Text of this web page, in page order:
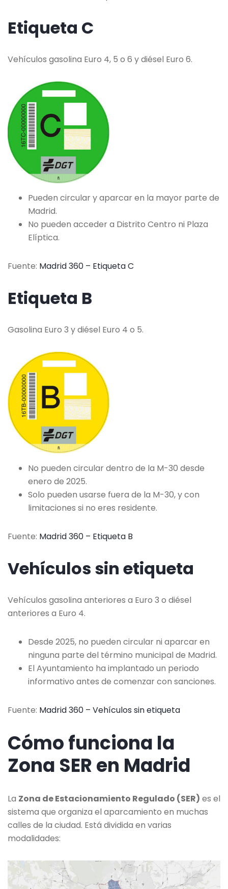
Etiqueta C
Vehículos gasolina Euro 4, 5 o 6 y diésel Euro 6.
Pueden circular y aparcar en la mayor parte de
Madrid.
No pueden acceder a Distrito Centro ni Plaza
Elíptica.
Fuente: Madrid 360 – Etiqueta C
Etiqueta B
Gasolina Euro 3 y diésel Euro 4 o 5.
No pueden circular dentro de la M-30 desde
enero de 2025.
Solo pueden usarse fuera de la M-30, y con
limitaciones si no eres residente.
Fuente: Madrid 360 – Etiqueta B
Vehículos sin etiqueta
Vehículos gasolina anteriores a Euro 3 o diésel
anteriores a Euro 4.
Desde 2025, no pueden circular ni aparcar en
ninguna parte del término municipal de Madrid.
El Ayuntamiento ha implantado un periodo
informativo antes de comenzar con sanciones.
Fuente: Madrid 360 – Vehículos sin etiqueta
Cómo funciona la
Zona SER en Madrid
La Zona de Estacionamiento Regulado (SER) es el
sistema que organiza el aparcamiento en muchas
calles de la ciudad. Está dividida en varias
modalidades: